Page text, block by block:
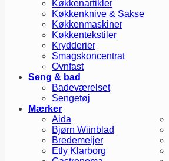
Køkkenartikler
Køkkenknive & Sakse
Køkkenmaskiner
Køkkentekstiler
Krydderier
Smagskoncentrat
Ovnfast
Seng & bad
Badeværelset
Sengetøj
Mærker
Aida
Bjørn Wiinblad
Bredemeijer
Etly Klarborg